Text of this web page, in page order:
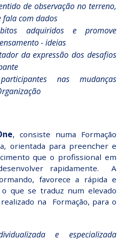
de observação no terreno,
fala com dados
adquiridos e promove
- ideias
da expressão dos desafios
nas mudanças
,consiste numa Formação
orientada para preencher e
que o profissional em
rapidamente. A
favorece a rápida e
que se traduz num elevado
na Formação, para o
e especializada